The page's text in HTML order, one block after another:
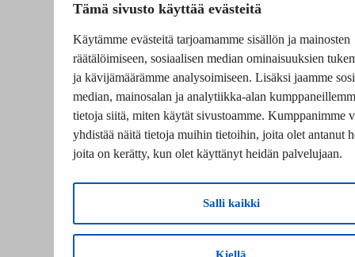
Tämä sivusto käyttää evästeitä
Käytämme evästeitä tarjoamamme sisällön ja mainosten
räätälöimiseen, sosiaalisen median ominaisuuksien
ja kävijämäärämme analysoimiseen. Lisäksi jaamme
median, mainosalan ja analytiikka-alan
tietoja siitä, miten käytät sivustoamme. Kumppanimme
yhdistää näitä tietoja muihin tietoihin, joita olet antanut
joita on kerätty, kun olet käyttänyt heidän palvelujaan.
Salli kaikki